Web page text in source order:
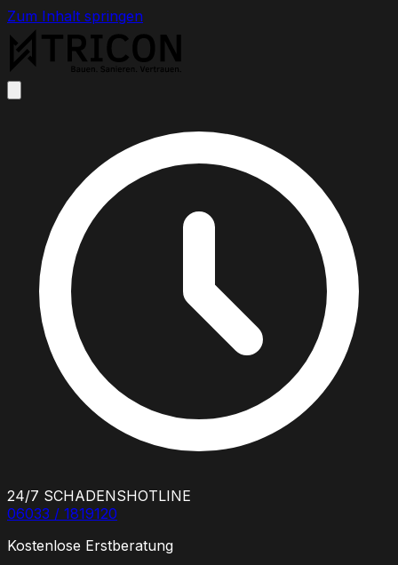
Zum Inhalt springen
24/7 SCHADENSHOTLINE
06033 / 1819120
Kostenlose Erstberatung